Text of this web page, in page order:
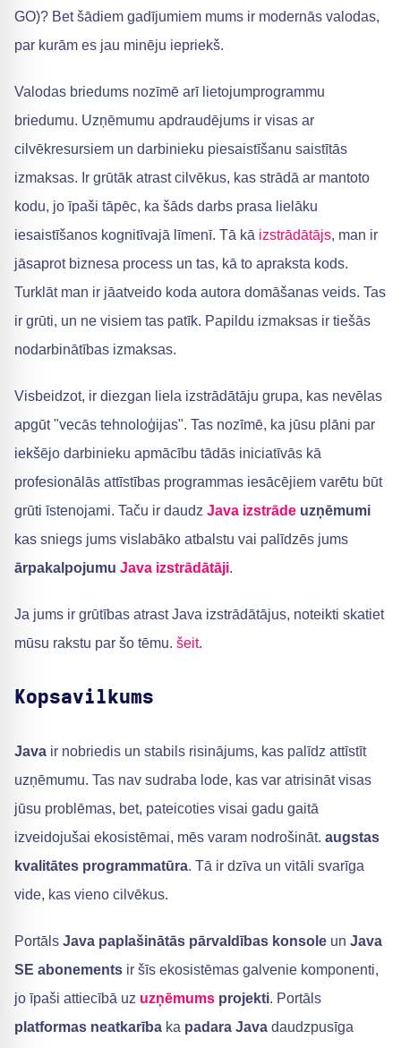
GO)? Bet šādiem gadījumiem mums ir modernās valodas,
par kurām es jau minēju iepriekš.
Valodas briedums nozīmē arī lietojumprogrammu
briedumu. Uzņēmumu apdraudējums ir visas ar
cilvēkresursiem un darbinieku piesaistīšanu saistītās
izmaksas. Ir grūtāk atrast cilvēkus, kas strādā ar mantoto
kodu, jo īpaši tāpēc, ka šāds darbs prasa lielāku
iesaistīšanos kognitīvajā līmenī. Tā kā izstrādātājs, man ir
jāsaprot biznesa process un tas, kā to apraksta kods.
Turklāt man ir jāatveido koda autora domāšanas veids. Tas
ir grūti, un ne visiem tas patīk. Papildu izmaksas ir tiešās
nodarbinātības izmaksas.
Visbeidzot, ir diezgan liela izstrādātāju grupa, kas nevēlas
apgūt "vecās tehnoloģijas". Tas nozīmē, ka jūsu plāni par
iekšējo darbinieku apmācību tādās iniciatīvās kā
profesionālās attīstības programmas iesācējiem varētu būt
grūti īstenojami. Taču ir daudz Java izstrāde uzņēmumi
kas sniegs jums vislabāko atbalstu vai palīdzēs jums
ārpakalpojumu Java izstrādātāji.
Ja jums ir grūtības atrast Java izstrādātājus, noteikti skatiet
mūsu rakstu par šo tēmu. šeit.
Kopsavilkums
Java ir nobriedis un stabils risinājums, kas palīdz attīstīt
uzņēmumu. Tas nav sudraba lode, kas var atrisināt visas
jūsu problēmas, bet, pateicoties visai gadu gaitā
izveidojušai ekosistēmai, mēs varam nodrošināt. augstas
kvalitātes programmatūra. Tā ir dzīva un vitāli svarīga
vide, kas vieno cilvēkus.
Portāls Java paplašinātās pārvaldības konsole un Java
SE abonements ir šīs ekosistēmas galvenie komponenti,
jo īpaši attiecībā uz uzņēmums projekti. Portāls
platformas neatkarība ka padara Java daudzpusīga